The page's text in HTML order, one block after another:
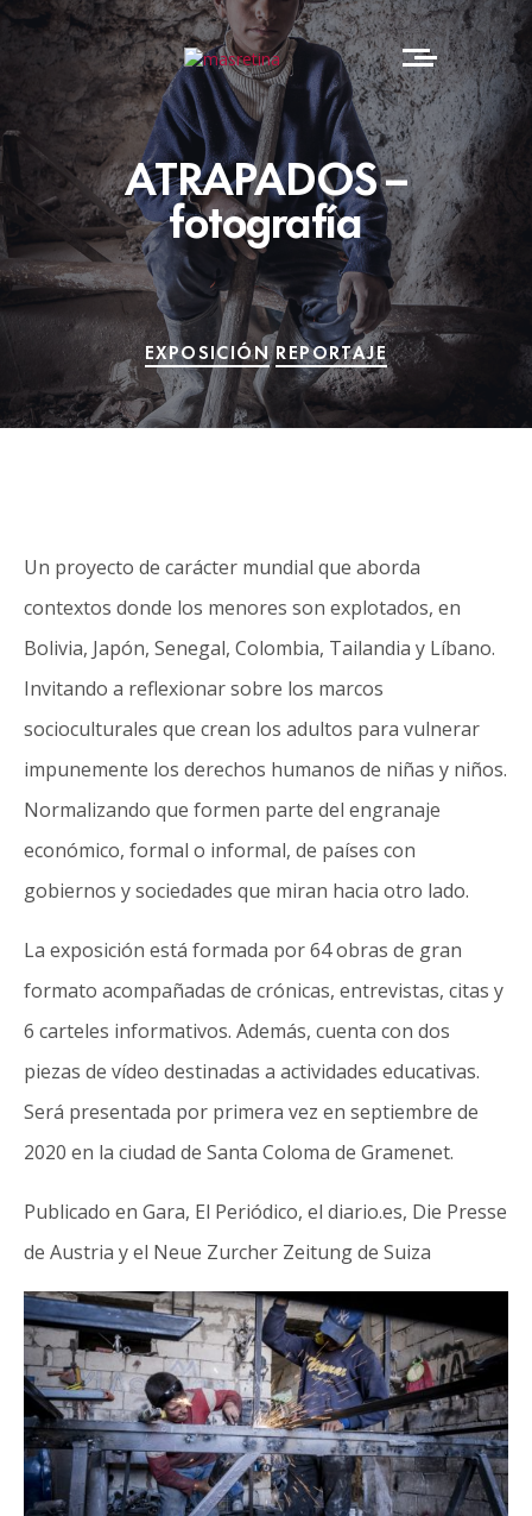
ATRAPADOS –
fotografía
EXPOSICIÓN REPORTAJE
Un proyecto de carácter mundial que aborda
contextos donde los menores son explotados, en
Bolivia, Japón, Senegal, Colombia, Tailandia y Líbano.
Invitando a reflexionar sobre los marcos
socioculturales que crean los adultos para vulnerar
impunemente los derechos humanos de niñas y niños.
Normalizando que formen parte del engranaje
económico, formal o informal, de países con
gobiernos y sociedades que miran hacia otro lado.​
La exposición está formada por 64 obras de gran
formato acompañadas de crónicas, entrevistas, citas y
6 carteles informativos. Además, cuenta con dos
piezas de vídeo destinadas a actividades educativas.
Será presentada por primera vez en septiembre de
2020 en la ciudad de Santa Coloma de Gramenet.
Publicado en Gara, El Periódico, el diario.es, Die Presse
de Austria y el Neue Zurcher Zeitung de Suiza